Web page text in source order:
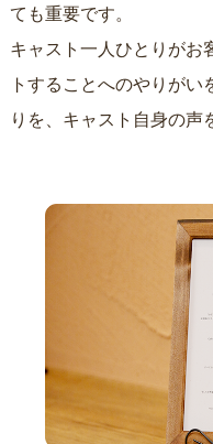
ても重要です。
キャスト一人ひとりがお
トすることへのやりがい
りを、キャスト自身の声